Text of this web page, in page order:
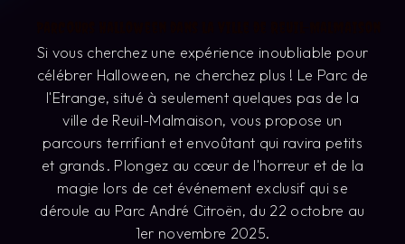
Si vous cherchez une expérience inoubliable pour
célébrer Halloween, ne cherchez plus ! Le Parc de
l'Etrange, situé à seulement quelques pas de la
ville de Reuil-Malmaison, vous propose un
parcours terrifiant et envoûtant qui ravira petits
et grands. Plongez au cœur de l'horreur et de la
magie lors de cet événement exclusif qui se
déroule au Parc André Citroën, du 22 octobre au
1er novembre 2025.